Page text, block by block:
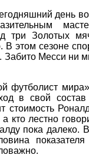
день
три Золотых
этом сезоне
Месси ни
футболист
в свой
кто лестно
пока далеко.